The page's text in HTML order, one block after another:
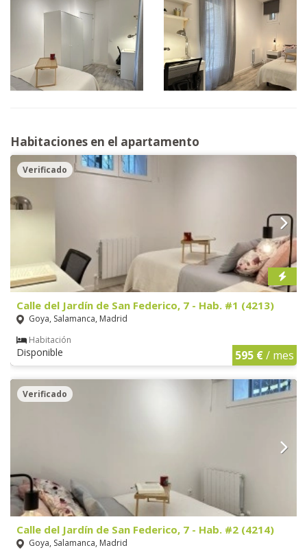
Habitaciones en el apartamento
Verificado
Calle del Jardín de San Federico, 7 - Hab. #1 (4213)
Goya, Salamanca, Madrid
Habitación
Disponible 595 €/ mes
Verificado
Calle del Jardín de San Federico, 7 - Hab. #2 (4214)
Goya, Salamanca, Madrid